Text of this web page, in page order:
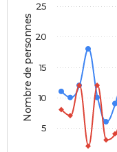
Nombre de personnes
5
10
15
20
25